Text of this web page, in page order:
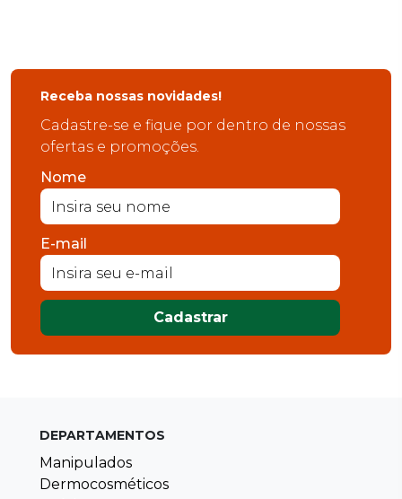
Receba nossas novidades!
Cadastre-se e fique por dentro de nossas
ofertas e promoções.
Nome
E-mail
Cadastrar
DEPARTAMENTOS
Manipulados
Dermocosméticos